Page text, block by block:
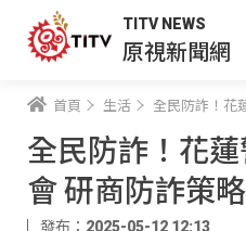
TITV NEWS
原視新聞網
首頁 生活 全民防詐！花
全民防詐！花
會 研商防詐策略
發布：2025-05-12 12:13